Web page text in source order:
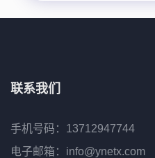
联系我们
手机号码：13712947744
电子邮箱：info@ynetx.com